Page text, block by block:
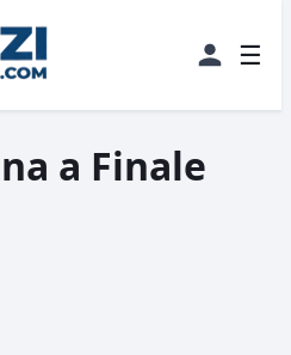
☰
a Finale